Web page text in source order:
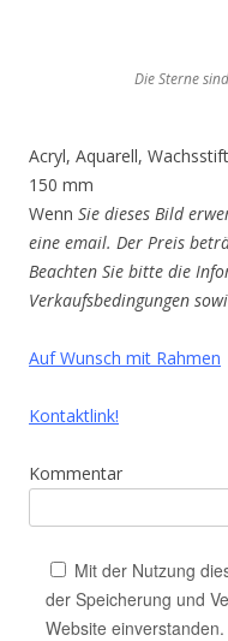
Die Sterne
Acryl, Aquarell,
150 mm
Wenn Sie dieses Bild
eine email. Der Preis
Beachten Sie bitte die
Verkaufsbedingungen
Auf Wunsch mit Rahmen
Kontaktlink!
Kommentar
Mit der Nutzung
der Speicherung und
Website einverstanden.